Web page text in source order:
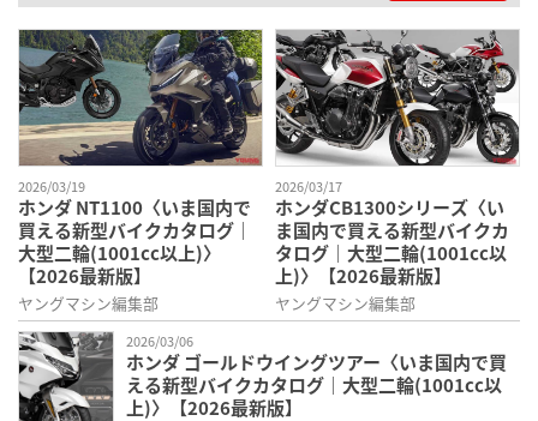
2026/03/19
ホンダ NT1100〈いま国内で
買える新型バイクカタログ｜
大型二輪(1001cc以上)〉
【2026最新版】
ヤングマシン編集部
2026/03/17
ホンダCB1300シリーズ〈い
ま国内で買える新型バイクカ
タログ｜大型二輪(1001cc以
上)〉【2026最新版】
ヤングマシン編集部
2026/03/06
ホンダ ゴールドウイングツアー〈いま国内で買
える新型バイクカタログ｜大型二輪(1001cc以
上)〉【2026最新版】